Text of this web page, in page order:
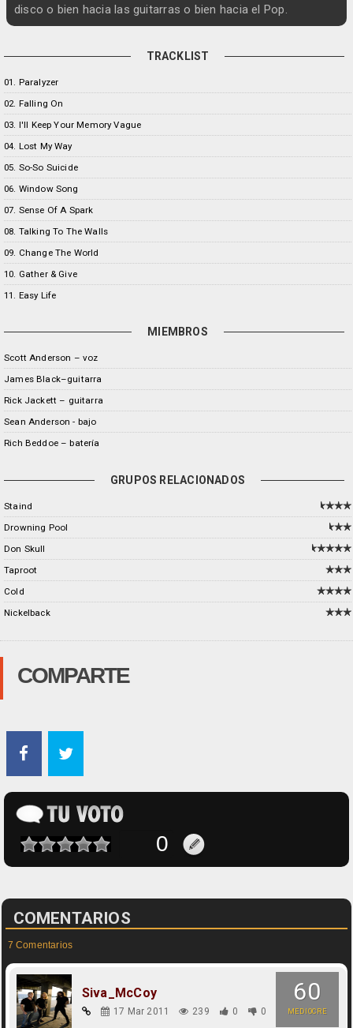
disco o bien hacia las guitarras o bien hacia el Pop.
TRACKLIST
01. Paralyzer
02. Falling On
03. I'll Keep Your Memory Vague
04. Lost My Way
05. So-So Suicide
06. Window Song
07. Sense Of A Spark
08. Talking To The Walls
09. Change The World
10. Gather & Give
11. Easy Life
MIEMBROS
Scott Anderson – voz
James Black–guitarra
Rick Jackett – guitarra
Sean Anderson - bajo
Rich Beddoe – batería
GRUPOS RELACIONADOS
Staind
Drowning Pool
Don Skull
Taproot
Cold
Nickelback
COMPARTE
COMENTARIOS
7 Comentarios
60
MEDIOCRE
Siva_McCoy
17 Mar 2011 239 0 0